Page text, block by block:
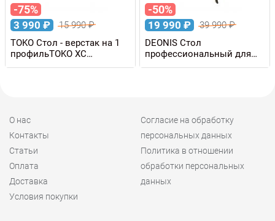
-75%
3 990 ₽ 15 990₽
TOKO Стол - верстак на 1
профильTOKO XC
WORKBENCH EXPRESS
-50%
19 990 ₽ 39 990₽
DEONIS Стол
профессиональный для
обработки лыж, уценка
О нас
Контакты
Статьи
Оплата
Доставка
Условия покупки
Согласие на обработку
персональных данных
Политика в отношении
обработки персональных
данных